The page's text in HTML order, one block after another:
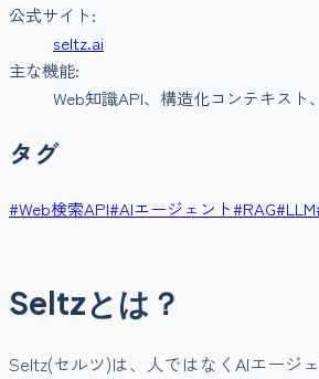
公式サイト:
seltz.ai
主な機能:
Web知識API、構造化コンテキスト
タグ
#Web検索API#AIエージェント#RAG#LLM
Seltzとは？
Seltz(セルツ)は、人ではなくAIエージ